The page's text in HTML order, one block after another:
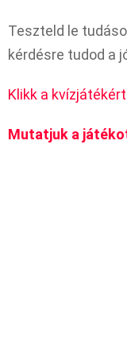
Teszteld le
kérdésre tudod a
Klikk a
Mutatjuk a